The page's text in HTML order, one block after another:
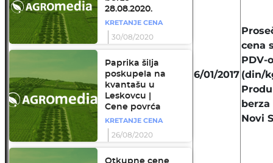
28.08.2020.
KRETANJE CENA
30/08/2020
Paprika šilja
poskupela na
kvantašu u
Leskovcu |
Cene povrća
KRETANJE CENA
26/08/2020
Otkupne cene
6/01/2017
cena
PDV-
(din/
berza
Novi